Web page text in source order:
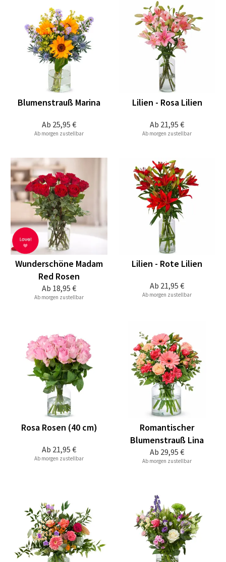
Ab 25,95 €
Blumenstrauß Marina
Ab morgen zustellbar
Ab 21,95 €
Lilien - Rosa Lilien
Ab morgen zustellbar
Ab 18,95 €
Wunderschöne Madam
Red Rosen
Ab morgen zustellbar
Ab 21,95 €
Lilien - Rote Lilien
Ab morgen zustellbar
Ab 21,95 €
Rosa Rosen (40 cm)
Ab morgen zustellbar
Ab 29,95 €
Romantischer
Blumenstrauß Lina
Ab morgen zustellbar